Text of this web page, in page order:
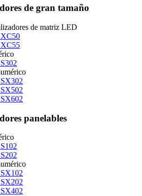
de gran tamaño
de matriz LED
XC50
XC55
panelables